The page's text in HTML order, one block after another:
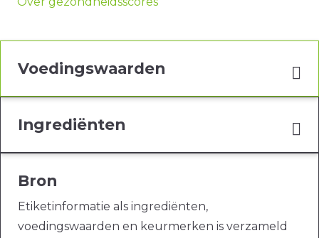
Voedingswaarden
Ingrediënten
Bron
Etiketinformatie als ingrediënten,
voedingswaarden en keurmerken is verzameld